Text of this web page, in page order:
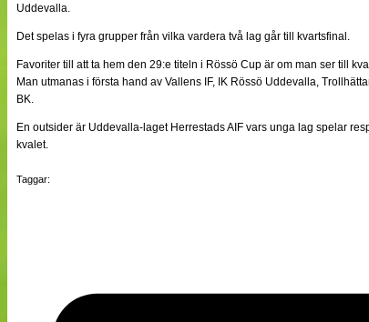
Nyheter
Bloggar
Lagen
Webb-TV
Cuper
Till klubbkassan
Uddevalla.
Det spelas i fyra grupper från vilka vardera två lag går till kvartsfinal.
Favoriter till att ta hem den 29:e titeln i Rössö Cup är om man ser till
Man utmanas i första hand av Vallens IF, IK Rössö Uddevalla,
BK.
En outsider är Uddevalla-laget Herrestads AIF vars unga lag spelar
kvalet.
Taggar: